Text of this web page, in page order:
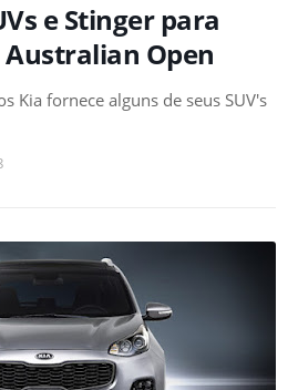
e Stinger para
Open
Kia fornece alguns de seus SUV's